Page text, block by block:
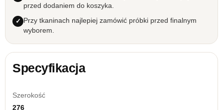
przed dodaniem do koszyka.
Przy tkaninach najlepiej zamówić próbki przed finalnym
wyborem.
Specyfikacja
Szerokość
276